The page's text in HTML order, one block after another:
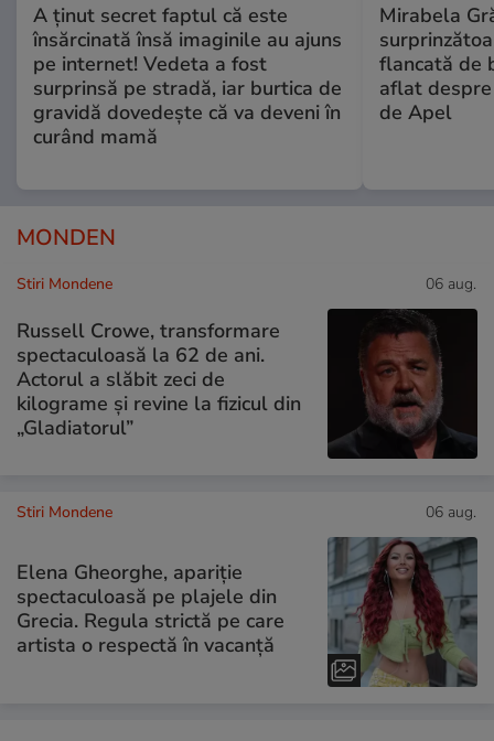
A ținut secret faptul că este
însărcinată însă imaginile au ajuns
pe internet! Vedeta a fost
surprinsă pe stradă, iar burtica de
gravidă dovedește că va deveni în
curând mamă
Mirabela
flancată de
aflat
de Apel
MONDEN
Stiri Mondene 06 aug.
Russell Crowe, transformare
spectaculoasă la 62 de ani.
Actorul a slăbit zeci de
kilograme și revine la fizicul din
„Gladiatorul”
Stiri Mondene 06 aug.
Elena Gheorghe, apariție
spectaculoasă pe plajele din
Grecia. Regula strictă pe care
artista o respectă în vacanță